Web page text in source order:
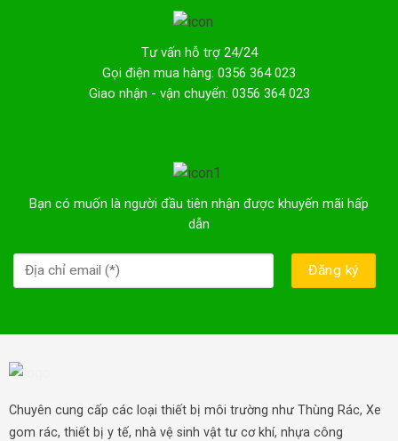
Tư vấn hỗ trợ 24/24
Gọi điện mua hàng: 0356 364 023
Giao nhận - vận chuyển: 0356 364 023
Bạn có muốn là người đầu tiên nhận được khuyến mãi hấp
dẫn
Chuyên cung cấp các loại thiết bị môi trường như Thùng Rác, Xe
gom rác, thiết bị y tế, nhà vệ sinh vật tư cơ khí, nhựa công